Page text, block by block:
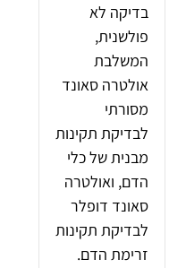
בדיקה לא
פולשנית,
המשלבת
אולטרה סאונד
מסורתי
לבדיקת תקינות
מבנית של כלי
הדם, ואולטרה
סאונד דופלר
לבדיקת תקינות
זרימת הדם.